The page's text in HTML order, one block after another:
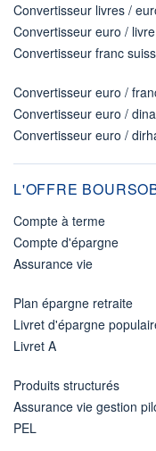
Convertisseur livres /
Convertisseur euro /
Convertisseur franc
Convertisseur euro /
Convertisseur euro /
Convertisseur euro /
L'OFFRE
Compte à terme
Compte d'épargne
Assurance vie
Plan épargne retraite
Livret d'épargne
Livret A
Produits structurés
Assurance vie gestion
PEL